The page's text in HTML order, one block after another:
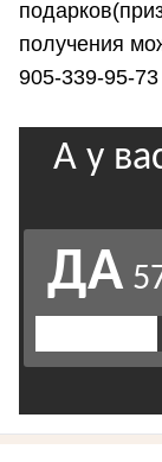
получения
905-339-95-73